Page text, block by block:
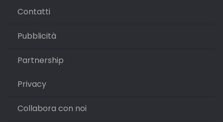
Contatti
Pubblicità
Partnership
Privacy
Collabora con noi